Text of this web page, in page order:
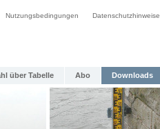
Nutzungsbedingungen Datenschutzhinweise
über Tabelle Abo Downloads